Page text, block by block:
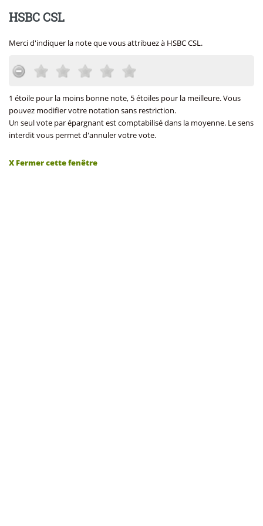
HSBC CSL
Merci d'indiquer la note que vous attribuez à HSBC CSL.
1 étoile pour la moins bonne note, 5 étoiles pour la meilleure. Vous
pouvez modifier votre notation sans restriction.
Un seul vote par épargnant est comptabilisé dans la moyenne. Le sens
interdit vous permet d'annuler votre vote.
X Fermer cette fenêtre